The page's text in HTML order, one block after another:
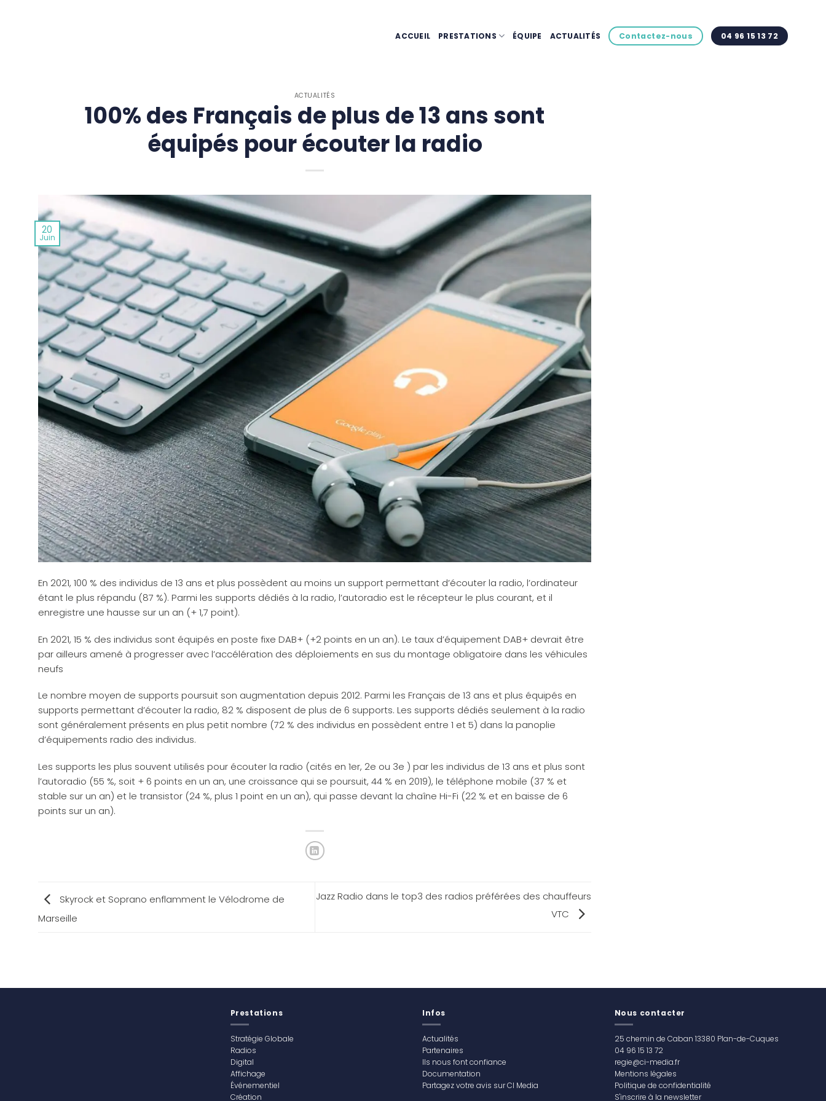
ACCUEIL PRESTATIONS ÉQUIPE ACTUALITÉS Contactez-nous 04 96 15 13 72
ACTUALITÉS
100% des Français de plus de 13 ans sont
équipés pour écouter la radio
20
Juin
En 2021, 100 % des individus de 13 ans et plus possèdent au moins un support permettant d’écouter la radio, l’ordinateur
étant le plus répandu (87 %). Parmi les supports dédiés à la radio, l’autoradio est le récepteur le plus courant, et il
enregistre une hausse sur un an (+ 1,7 point).
En 2021, 15 % des individus sont équipés en poste fixe DAB+ (+2 points en un an). Le taux d’équipement DAB+ devrait être
par ailleurs amené à progresser avec l’accélération des déploiements en sus du montage obligatoire dans les véhicules
neufs
Le nombre moyen de supports poursuit son augmentation depuis 2012. Parmi les Français de 13 ans et plus équipés en
supports permettant d’écouter la radio, 82 % disposent de plus de 6 supports. Les supports dédiés seulement à la radio
sont généralement présents en plus petit nombre (72 % des individus en possèdent entre 1 et 5) dans la panoplie
d’équipements radio des individus.
Les supports les plus souvent utilisés pour écouter la radio (cités en 1er, 2e ou 3e ) par les individus de 13 ans et plus sont
l’autoradio (55 %, soit + 6 points en un an, une croissance qui se poursuit, 44 % en 2019), le téléphone mobile (37 % et
stable sur un an) et le transistor (24 %, plus 1 point en un an), qui passe devant la chaîne Hi-Fi (22 % et en baisse de 6
points sur un an).
Skyrock et Soprano enflamment le Vélodrome de
Marseille
Jazz Radio dans le top3 des radios préférées des chauffeurs
VTC
Prestations
Stratégie Globale
Radios
Digital
Affichage
Événementiel
Création
Infos
Actualités
Partenaires
Ils nous font confiance
Documentation
Partagez votre avis sur CI Media
Nous contacter
25 chemin de Caban 13380 Plan-de-Cuques
04 96 15 13 72
regie@ci-media.fr
Mentions légales
Politique de confidentialité
S'inscrire à la newsletter